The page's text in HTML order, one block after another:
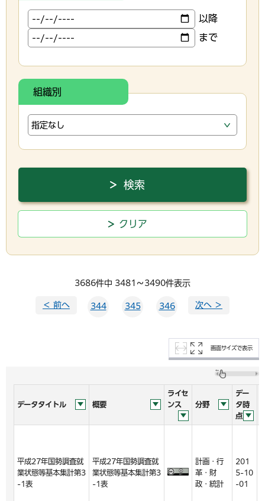
以降
まで
組織別
3686件中 3481～3490件表示
＜ 前へ 344 345 346 次へ ＞
画面サイズで表示
データタイトル 概要
ライセ
ンス
分野
デー
タ時
点
平成27年国勢調査就
業状態等基本集計第3
-1表
平成27年国勢調査就
業状態等基本集計第3
-1表
計画・行
革・財
政・統計
201
5-10
-01